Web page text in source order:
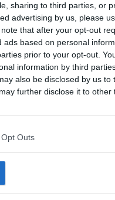
sharing to third parties, or
advertising by us, please
that after your opt-out
based on personal
prior to your opt-out.
information by third
also be disclosed by us to
further disclose it to other
Outs
hallen i Jönköping såldes
bor inte i Sverige. Hur
inte existera bland de här
Radio Kungälv.
som gillar gamla bilar. Inte
människor som jag gjort
Eddie Meduzas skitmusik